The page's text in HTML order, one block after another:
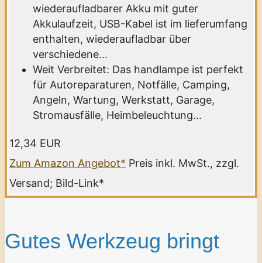
wiederaufladbarer Akku mit guter
Akkulaufzeit, USB-Kabel ist im lieferumfang
enthalten, wiederaufladbar über
verschiedene...
Weit Verbreitet: Das handlampe ist perfekt
für Autoreparaturen, Notfälle, Camping,
Angeln, Wartung, Werkstatt, Garage,
Stromausfälle, Heimbeleuchtung...
12,34 EUR
Zum Amazon Angebot* Preis inkl. MwSt., zzgl.
Versand; Bild-Link*
Gutes Werkzeug bringt